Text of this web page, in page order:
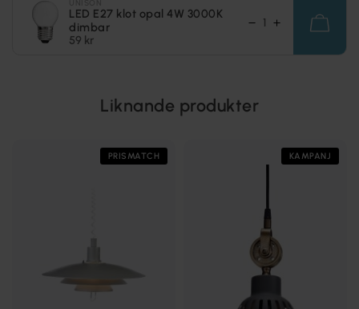
LED E27 klot opal 4W 3000K
dimbar
59 kr
Liknande produkter
PRISMATCH KAMPANJ